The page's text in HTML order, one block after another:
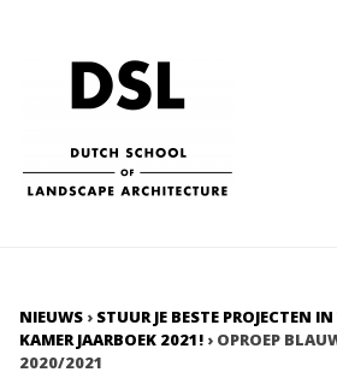
NIEUWS › STUUR JE BESTE PROJECTEN
KAMER JAARBOEK 2021! › OPROEP
2020/2021